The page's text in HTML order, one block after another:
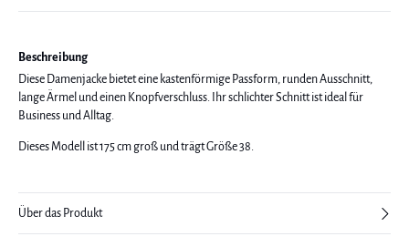
Beschreibung
Diese Damenjacke bietet eine kastenförmige Passform, runden Ausschnitt,
lange Ärmel und einen Knopfverschluss. Ihr schlichter Schnitt ist ideal für
Business und Alltag.
Dieses Modell ist 175 cm groß und trägt Größe 38.
Über das Produkt